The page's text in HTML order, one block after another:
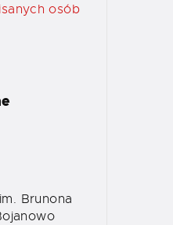
osób
Brunona